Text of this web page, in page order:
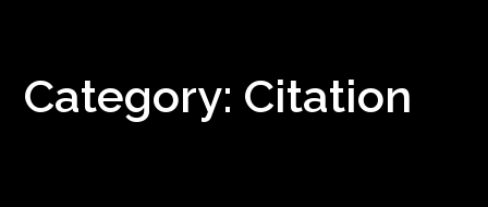
Category: Citation